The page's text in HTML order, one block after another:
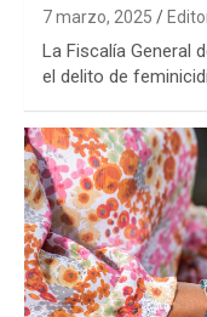
7 marzo, 2025
La Fiscalía General
el delito de